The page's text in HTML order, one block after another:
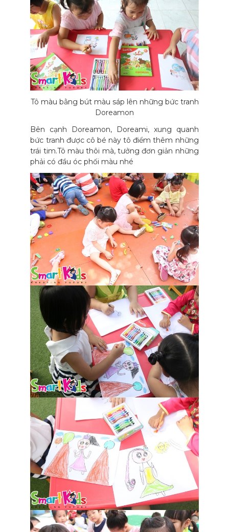
Tô màu bằng bút màu sáp lên những bức tranh
Doreamon
Bên cạnh Doreamon, Doreami, xung quanh
bức tranh được cô bé này tô điểm thêm những
trái tim.Tô màu thôi mà, tưởng đơn giản những
phải có đầu óc phối màu nhé